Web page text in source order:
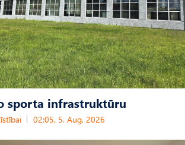
sporta infrastruktūru
02:05, 5. Aug, 2026